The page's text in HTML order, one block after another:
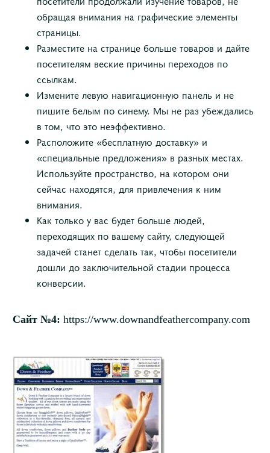
обращая внимания на графические элементы
страницы.
Разместите на странице больше товаров и дайте
посетителям веские причины переходов по
ссылкам.
Измените левую навигационную панель и не
пишите белым по синему. Мы не раз убеждались
в том, что это неэффективно.
Расположите «бесплатную доставку» и
«специальные предложения» в разных местах.
Используйте пространство, на котором они
сейчас находятся, для привлечения к ним
внимания.
Как только у вас будет больше людей,
переходящих по вашему сайту, следующей
задачей станет сделать так, чтобы посетители
дошли до заключительной стадии процесса
конверсии.
Сайт №4: https://www.downandfeathercompany.com